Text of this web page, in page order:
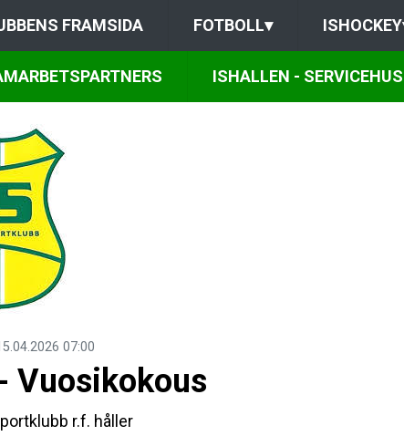
FRAMSIDA FOTBOLL▾ ISHOCKEY
ISHALLEN -
07:00
Vuosikokous
r.f. håller